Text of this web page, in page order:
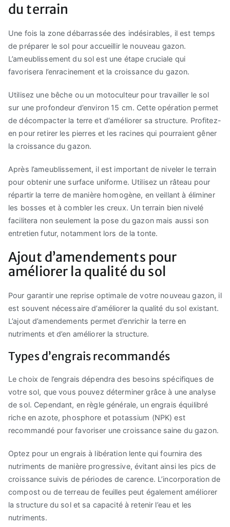
du terrain
Une fois la zone débarrassée des indésirables, il est temps
de préparer le sol pour accueillir le nouveau gazon.
L’ameublissement du sol est une étape cruciale qui
favorisera l’enracinement et la croissance du gazon.
Utilisez une bêche ou un motoculteur pour travailler le sol
sur une profondeur d’environ 15 cm. Cette opération permet
de décompacter la terre et d’améliorer sa structure. Profitez-
en pour retirer les pierres et les racines qui pourraient gêner
la croissance du gazon.
Après l’ameublissement, il est important de niveler le terrain
pour obtenir une surface uniforme. Utilisez un râteau pour
répartir la terre de manière homogène, en veillant à éliminer
les bosses et à combler les creux. Un terrain bien nivelé
facilitera non seulement la pose du gazon mais aussi son
entretien futur, notamment lors de la tonte.
Ajout d’amendements pour
améliorer la qualité du sol
Pour garantir une reprise optimale de votre nouveau gazon, il
est souvent nécessaire d’améliorer la qualité du sol existant.
L’ajout d’amendements permet d’enrichir la terre en
nutriments et d’en améliorer la structure.
Types d’engrais recommandés
Le choix de l’engrais dépendra des besoins spécifiques de
votre sol, que vous pouvez déterminer grâce à une analyse
de sol. Cependant, en règle générale, un engrais équilibré
riche en azote, phosphore et potassium (NPK) est
recommandé pour favoriser une croissance saine du gazon.
Optez pour un engrais à libération lente qui fournira des
nutriments de manière progressive, évitant ainsi les pics de
croissance suivis de périodes de carence. L’incorporation de
compost ou de terreau de feuilles peut également améliorer
la structure du sol et sa capacité à retenir l’eau et les
nutriments.